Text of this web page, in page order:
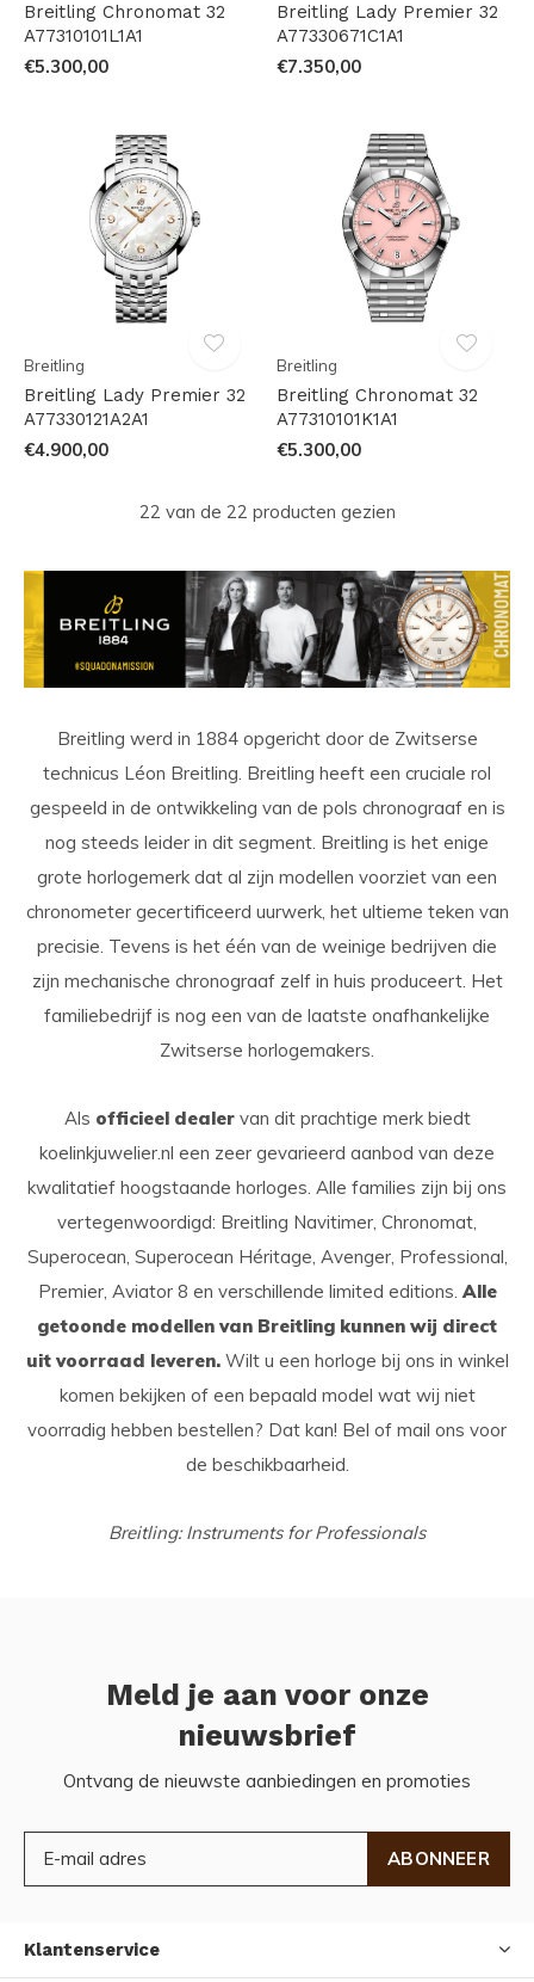
Breitling Chronomat 32
A77310101L1A1
€5.300,00
Breitling Lady Premier 32
A77330671C1A1
€7.350,00
Breitling
Breitling Lady Premier 32
A77330121A2A1
€4.900,00
Breitling
Breitling Chronomat 32
A77310101K1A1
€5.300,00
22 van de 22 producten gezien
Breitling werd in 1884 opgericht door de Zwitserse
technicus Léon Breitling. Breitling heeft een cruciale rol
gespeeld in de ontwikkeling van de pols chronograaf en is
nog steeds leider in dit segment. Breitling is het enige
grote horlogemerk dat al zijn modellen voorziet van een
chronometer gecertificeerd uurwerk, het ultieme teken van
precisie. Tevens is het één van de weinige bedrijven die
zijn mechanische chronograaf zelf in huis produceert. Het
familiebedrijf is nog een van de laatste onafhankelijke
Zwitserse horlogemakers.
Als officieel dealervan dit prachtige merk biedt
koelinkjuwelier.nl een zeer gevarieerd aanbod van deze
kwalitatief hoogstaande horloges. Alle families zijn bij ons
vertegenwoordigd: Breitling Navitimer, Chronomat,
Superocean, Superocean Héritage, Avenger, Professional,
Premier, Aviator 8 en verschillende limited editions. Alle
getoonde modellen van Breitling kunnen wij direct
uit voorraad leveren.Wilt u een horloge bij ons in winkel
komen bekijken of een bepaald model wat wij niet
voorradig hebben bestellen? Dat kan! Bel of mail ons voor
de beschikbaarheid.
Breitling: Instruments for Professionals
Meld je aan voor onze
nieuwsbrief
Ontvang de nieuwste aanbiedingen en promoties
ABONNEER
Klantenservice